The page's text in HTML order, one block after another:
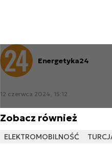
Energetyka24
12 czerwca 2024, 15:12
Zobacz również
ELEKTROMOBILNOŚĆ